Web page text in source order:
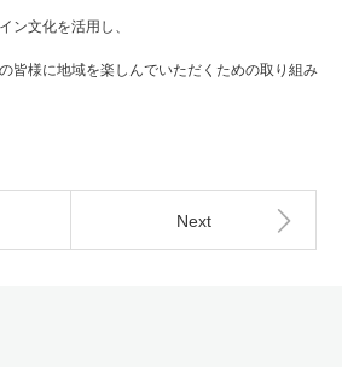
ン文化を活用し、
皆様に地域を楽しんでいただくための取り組み
Next